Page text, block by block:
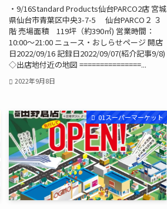
・9/16Standard Products仙台PARCO2店 宮城
県仙台市青葉区中央3-7-5 仙台PARCO２ ３
階 売場面積 119坪（約390㎡) 営業時間：
10:00～21:00 ニュース・おしらせページ 開店
日2022/09/16 記録日2022/09/07(紹介記事9/8)
◇出店地付近の地図 ===============...
2022年9月8日
01スーパーマーケット